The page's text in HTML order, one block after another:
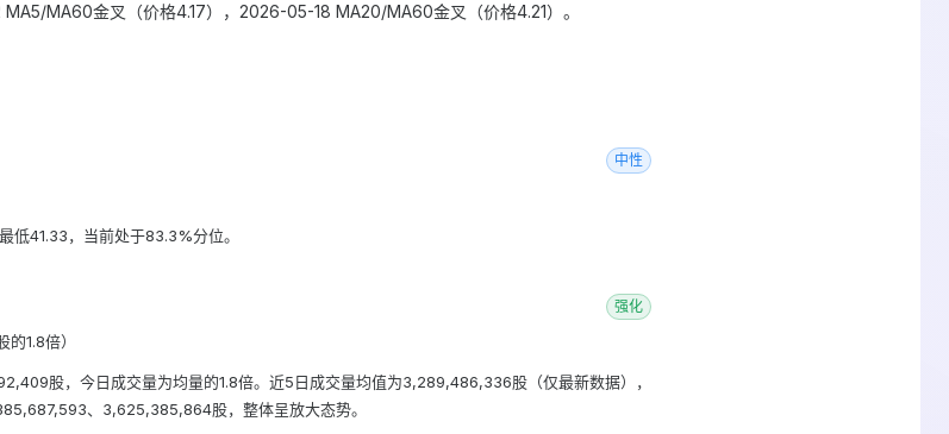
MA60金叉（价格4.17），2026-05-18 MA20/MA60金叉（价格4.21）。
中性
41.33，当前处于83.3%分位。
强化
1.8倍）
股，今日成交量为均量的1.8倍。近5日成交量均值为3,289,486,336股（仅最新数据），
、3,625,385,864股，整体呈放大态势。